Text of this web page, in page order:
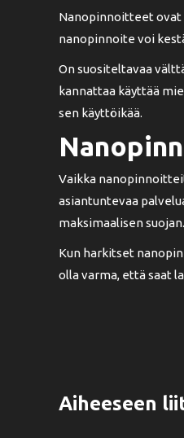
Nanopinnoitteet ovat
nanopinnoite voi
On suositeltavaa
kannattaa käyttää
sen käyttöikää.
Vaikka
asiantuntevaa
maksimaalisen suojan.
Kun harkitset
olla varma, että saat
Aiheeseen